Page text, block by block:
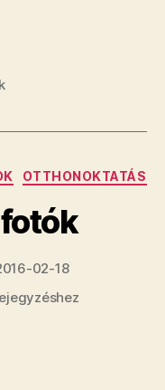
OTTHONOKTATÁS
02-18